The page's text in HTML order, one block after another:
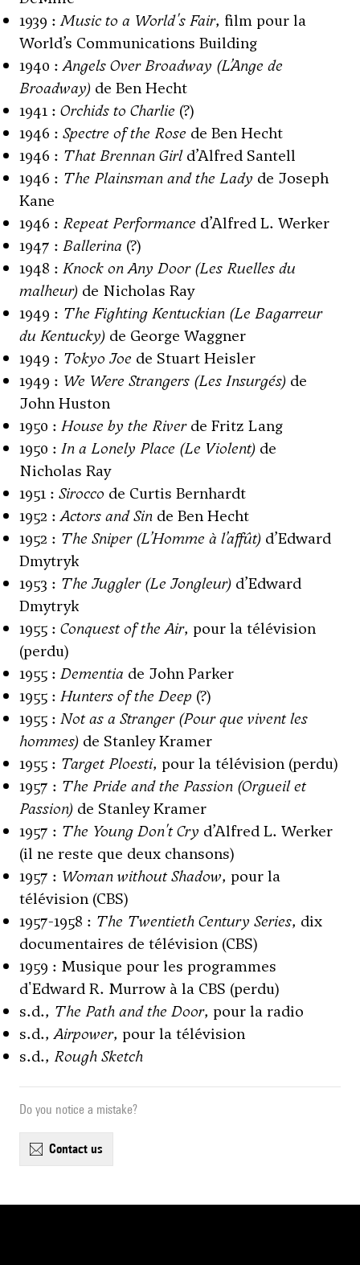
1939 :Music to a World's Fair, film pour la
World’s Communications Building
1940 :Angels Over Broadway (L’Ange de
Broadway) de Ben Hecht
1941 : Orchids to Charlie (?)
1946 : Spectre of the Rose de Ben Hecht
1946 : That Brennan Girld’Alfred Santell
1946 : The Plainsman and the Lady de Joseph
Kane
1946 : Repeat Performance d’Alfred L. Werker
1947 : Ballerina (?)
1948 : Knock on Any Door (Les Ruelles du
malheur) de Nicholas Ray
1949 : The Fighting Kentuckian (Le Bagarreur
du Kentucky) de George Waggner
1949 : Tokyo Joe de Stuart Heisler
1949 : We Were Strangers (Les Insurgés) de
John Huston
1950 : House by the Riverde Fritz Lang
1950 : In a Lonely Place (Le Violent) de
Nicholas Ray
1951 : Sirocco de Curtis Bernhardt
1952 :Actors and Sin de Ben Hecht
1952 : The Sniper (L’Homme à l’affût) d’Edward
Dmytryk
1953 : The Juggler (Le Jongleur) d’Edward
Dmytryk
1955 : Conquest of the Air, pour la télévision
(perdu)
1955 : Dementia de John Parker
1955 : Hunters of the Deep (?)
1955 : Not as a Stranger (Pour que vivent les
hommes) de Stanley Kramer
1955 : Target Ploesti, pour la télévision (perdu)
1957 : The Pride and the Passion (Orgueil et
Passion) de Stanley Kramer
1957 : The Young Don't Cry d’Alfred L. Werker
(il ne reste que deux chansons)
1957 : Woman without Shadow, pour la
télévision (CBS)
1957-1958 : The Twentieth Century Series, dix
documentaires de télévision (CBS)
1959 : Musique pour les programmes
d'Edward R. Murrow à la CBS (perdu)
s.d., The Path and the Door, pour la radio
s.d.,Airpower, pour la télévision
s.d., Rough Sketch
Do you notice a mistake?
contact us